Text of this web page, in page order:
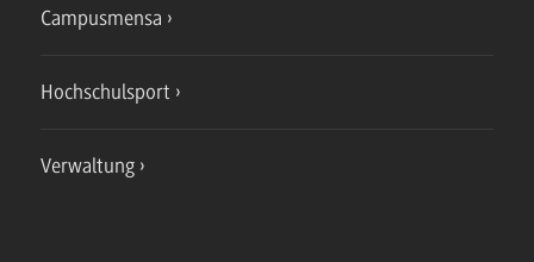
Campusmensa
Hochschulsport
Verwaltung